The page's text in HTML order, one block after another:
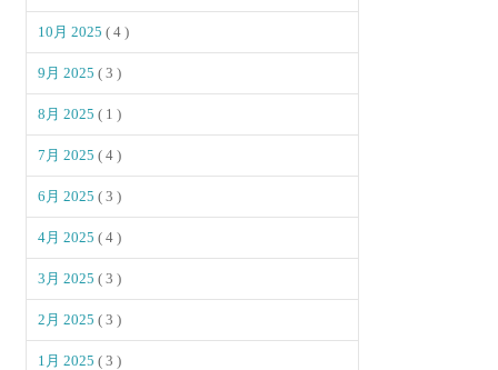
10月 2025( 4 )
9月 2025( 3 )
8月 2025( 1 )
7月 2025( 4 )
6月 2025( 3 )
4月 2025( 4 )
3月 2025( 3 )
2月 2025( 3 )
1月 2025( 3 )